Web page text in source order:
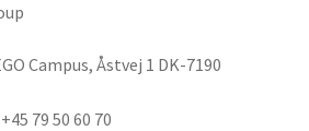
Campus, Åstvej 1 DK-7190
79 50 60 70